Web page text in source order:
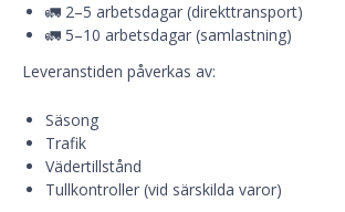
🚛 2–5 arbetsdagar (direkttransport)
🚛 5–10 arbetsdagar (samlastning)
Leveranstiden påverkas av:
Säsong
Trafik
Vädertillstånd
Tullkontroller (vid särskilda varor)